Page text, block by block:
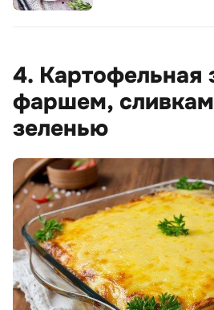
4. Картофельная
фаршем,
зеленью